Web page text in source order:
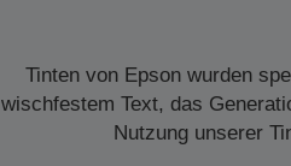
Tinten von Epson wurden
wischfestem Text, das
Nutzung unserer